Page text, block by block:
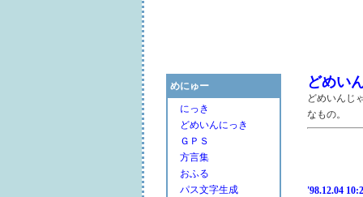
めにゅー
にっき
どめいんにっき
ＧＰＳ
方言集
おふる
パス文字生成
どめい
どめいんじ
なもの。
'98.12.04